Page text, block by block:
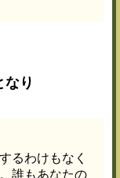
り
るわけもなく
誰もあなたの